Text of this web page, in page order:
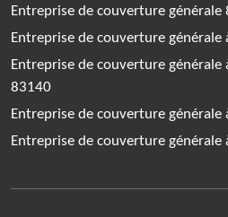
Entreprise de couverture générale
Entreprise de couverture générale
Entreprise de couverture générale
83140
Entreprise de couverture générale
Entreprise de couverture générale